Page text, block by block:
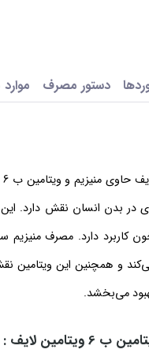
دستور مصرف
در بدن انسان نقش دارد.
می‌کند و همچنین این
می‌بخشد.